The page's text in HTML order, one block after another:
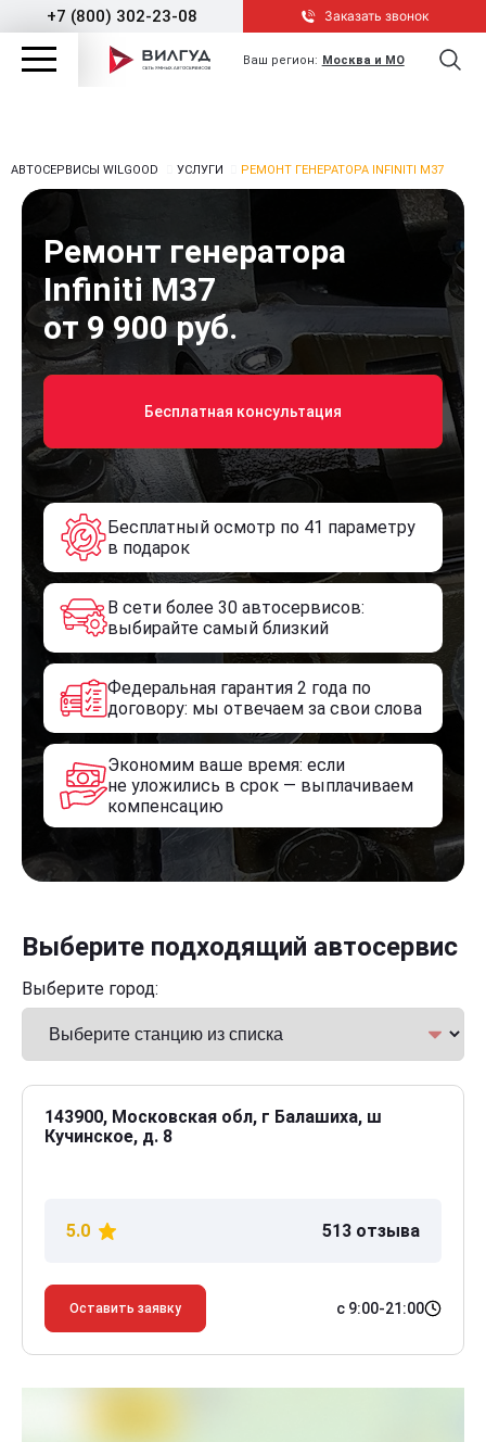
+7 (800) 302-23-08 Заказать звонок
Ваш регион: Москва и МО
АВТОСЕРВИСЫ WILGOOD УСЛУГИ РЕМОНТ ГЕНЕРАТОРА INFINITI M37
Ремонт генератора
Infiniti M37
от 9 900 руб.
Бесплатная консультация
Бесплатный осмотр по 41 параметру
в подарок
В сети более 30 автосервисов:
выбирайте самый близкий
Федеральная гарантия 2 года по
договору: мы отвечаем за свои слова
Экономим ваше время: если
не уложились в срок — выплачиваем
компенсацию
Выберите подходящий автосервис
Выберите город:
143900, Московская обл, г Балашиха, ш
Кучинское, д. 8
5.0 513 отзыва
Оставить заявку с 9:00-21:00